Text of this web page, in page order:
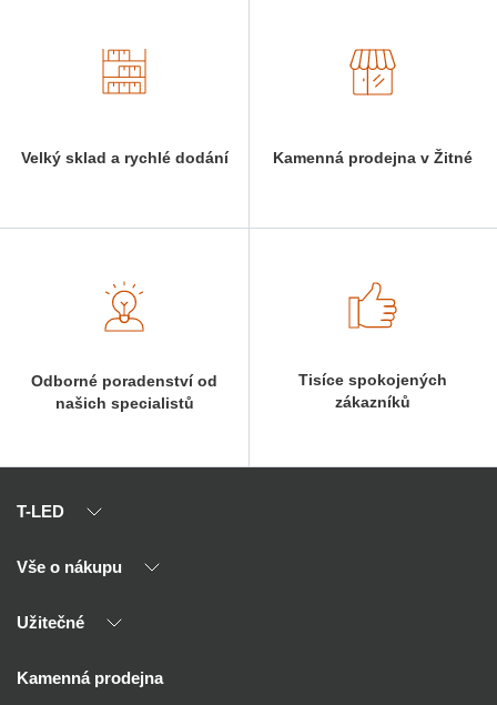
Velký sklad a rychlé dodání Kamenná prodejna v Žitné
Odborné poradenství od
našich specialistů
Tisíce spokojených
zákazníků
T-LED
O nás
Kontakty
Vše o nákupu
Výhody T-LED
Montáž
Užitečné
Reklamace a vrácení
Kamenná prodejna